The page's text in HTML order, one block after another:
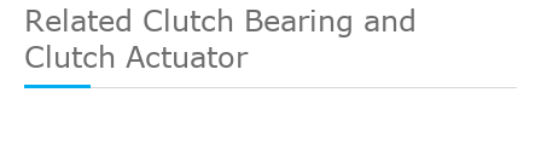
Related Clutch Bearing and
Clutch Actuator